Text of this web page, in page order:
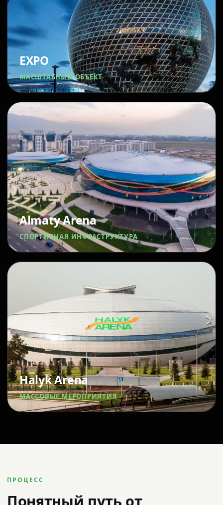
EXPO
МАСШТАБНЫЙ ОБЪЕКТ
Almaty Arena
СПОРТИВНАЯ ИНФРАСТРУКТУРА
Halyk Arena
МАССОВЫЕ МЕРОПРИЯТИЯ
ПРОЦЕСС
Понятный путь от